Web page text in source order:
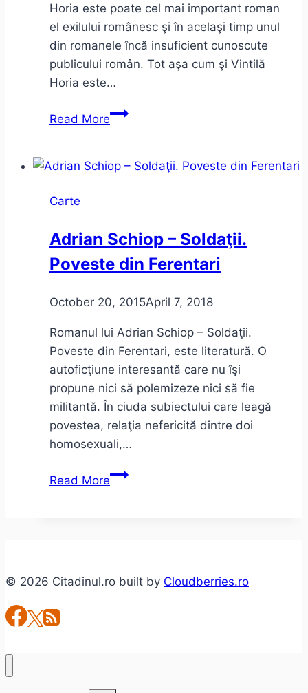
Horia este poate cel mai important roman
el exilului românesc şi în acelaşi timp unul
din romanele încă insuficient cunoscute
publicului român. Tot aşa cum şi Vintilă
Horia este…
Read MoreDumnezeu
născut
Vintilă
Horia
Carte
Adrian Schiop – Soldaţii.
Poveste din Ferentari
October 20, 2015April 7, 2018
Romanul lui Adrian Schiop – Soldaţii.
Poveste din Ferentari, este literatură. O
autoficţiune interesantă care nu îşi
propune nici să polemizeze nici să fie
militantă. În ciuda subiectului care leagă
povestea, relaţia nefericită dintre doi
homosexuali,…
Read MoreAdrian
Ferentari
© 2026 Citadinul.ro built by Cloudberries.ro